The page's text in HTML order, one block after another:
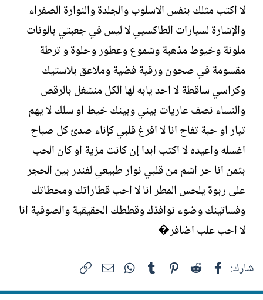
ت
ب
ي
خ
ل
إ
ن
ش
ا
ء
لا اكتب مثلك بنفس الاسلوب والجلدة والنوارة الصفراء
والإشارة لسيارات الطاكسيي لا ليس في جعبتي بالونات
ملونة وخيوط مذهبة وشموع وعطور وحلوة و ترطة
مقسومة في صحون ورقية فضية وملاعق بلاستيك
وكراسي ساقطة لا احد يابه لها الكل منشغل بالرقص
والنساء نصف عاريات بيني وبينك خيط او سلك لا يهم
تيار او حبة تفاح انا لا افرغ قلبي كإناء صدئ كل صباح
اغسله واعيده لا اكتب ابدا إن كانت مزية او كان الحب
بثمن انا حر اشم من قلبي نوار طبيعي لفندر بين الحجر
على ربوة يلحس المطر انا لا احب قطاراتك ومحطاتك
وفساتينك وضوء نوافذك وقططك الحقيقية والصوفية انا
لا احب علب اضافر�
شارك: فيسبوك Reddit
Pinterest
Tumblr
WhatsAppالبريد الإلكتروني